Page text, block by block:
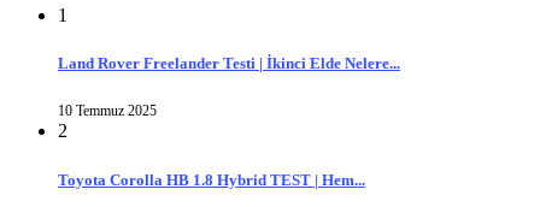
1
Land Rover Freelander Testi | İkinci Elde Nelere...
10 Temmuz 2025
2
Toyota Corolla HB 1.8 Hybrid TEST | Hem...